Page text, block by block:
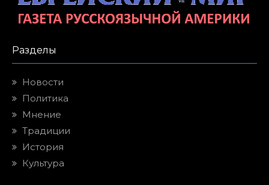
Разделы
Новости
Политика
Мнение
Традиции
История
Культура